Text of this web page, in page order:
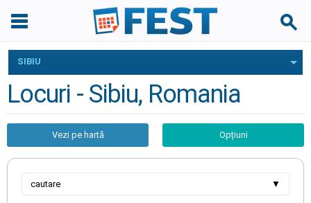
SIBIU
Locuri - Sibiu, Romania
Vezi pe hartă Opțiuni
cautare ▼